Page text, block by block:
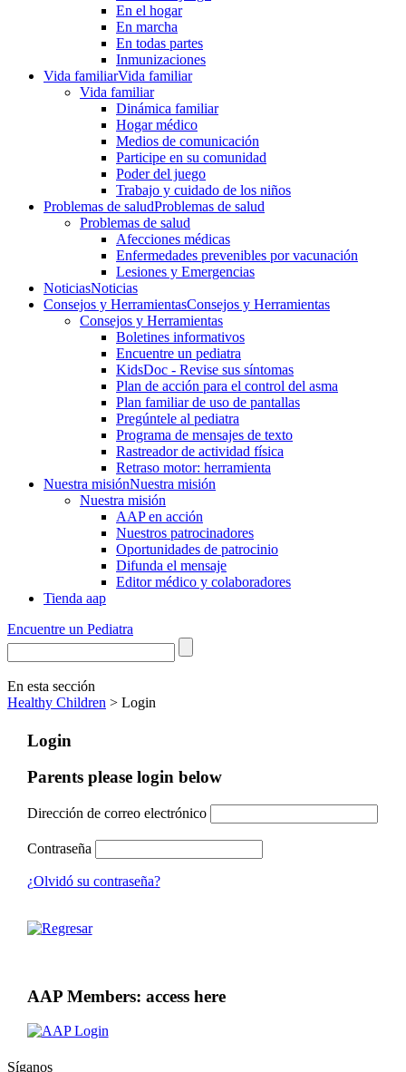
En el hogar
En marcha
En todas partes
Inmunizaciones
Vida familiarVida familiar
Vida familiar
Dinámica familiar
Hogar médico
Medios de comunicación
Participe en su comunidad
Poder del juego
Trabajo y cuidado de los niños
Problemas de saludProblemas de salud
Problemas de salud
Afecciones médicas
Enfermedades prevenibles por vacunación
Lesiones y Emergencias
NoticiasNoticias
Consejos y HerramientasConsejos y Herramientas
Consejos y Herramientas
Boletines informativos
Encuentre un pediatra
KidsDoc - Revise sus síntomas
Plan de acción para el control del asma
Plan familiar de uso de pantallas
Pregúntele al pediatra
Programa de mensajes de texto
Rastre​​ador de activida​d física
Retraso motor: herramienta
Nuestra misiónNuestra misión
Nuestra misión
AAP en acción
Nuestros patrocinadores
Oportunidades de patrocinio
Difunda el mensaje
Editor médico y colaboradores
Tienda aap
Encuentre un Pediatra
En esta sección
Healthy Children > Login
Login
Parents please login below
Dirección de correo electrónico
Contraseña
¿Olvidó su contraseña?
AAP Members: access here
Síganos